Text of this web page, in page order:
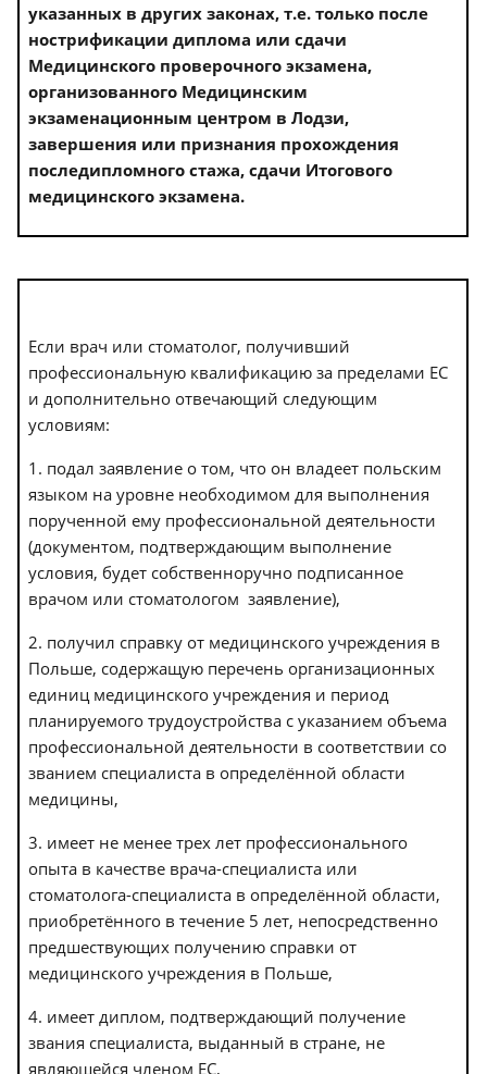
указанных в других законах, т.е. только после
нострификации диплома или сдачи
Медицинского проверочного экзамена,
организованного Медицинским
экзаменационным центром в Лодзи,
завершения или признания прохождения
последипломного стажа, сдачи Итогового
медицинского экзамена.
Если врач или стоматолог, получивший
профессиональную квалификацию за пределами ЕС
и дополнительно отвечающий следующим
условиям:
1. подал заявление о том, что он владеет польским
языком на уровне необходимом для выполнения
порученной ему профессиональной деятельности
(документом, подтверждающим выполнение
условия, будет собственноручно подписанное
врачом или стоматологом заявление),
2. получил справку от медицинского учреждения в
Польше, содержащую перечень организационных
единиц медицинского учреждения и период
планируемого трудоустройства с указанием объема
профессиональной деятельности в соответствии со
званием специалиста в определённой области
медицины,
3. имеет не менее трех лет профессионального
опыта в качестве врача-специалиста или
стоматолога-специалиста в определённой области,
приобретённого в течение 5 лет, непосредственно
предшествующих получению справки от
медицинского учреждения в Польше,
4. имеет диплом, подтверждающий получение
звания специалиста, выданный в стране, не
являющейся членом ЕС,